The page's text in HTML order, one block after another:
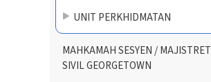
UNIT PERKHIDMATAN
MAHKAMAH SESYEN / MAJISTRET
SIVIL GEORGETOWN